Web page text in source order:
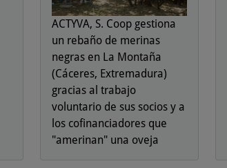
ACTYVA, S. Coop gestiona
un rebaño de merinas
negras en La Montaña
(Cáceres, Extremadura)
gracias al trabajo
voluntario de sus socios y a
los cofinanciadores que
"amerinan" una oveja